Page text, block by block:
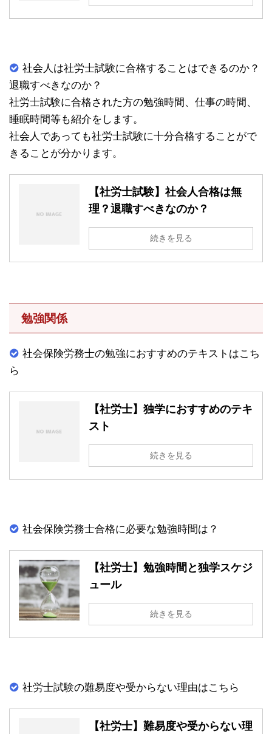
社会人は社労士試験に合格することはできるのか？
退職すべきなのか？
社労士試験に合格された方の勉強時間、仕事の時間、
睡眠時間等も紹介をします。
社会人であっても社労士試験に十分合格することがで
きることが分かります。
【社労士試験】社会人合格は無
理？退職すべきなのか？
続きを見る
勉強関係
社会保険労務士の勉強におすすめのテキストはこち
ら
【社労士】独学におすすめのテキ
スト
続きを見る
社会保険労務士合格に必要な勉強時間は？
【社労士】勉強時間と独学スケジ
ュール
続きを見る
社労士試験の難易度や受からない理由はこちら
【社労士】難易度や受からない理